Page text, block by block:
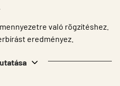
való rögzítéshez.
eredményez.